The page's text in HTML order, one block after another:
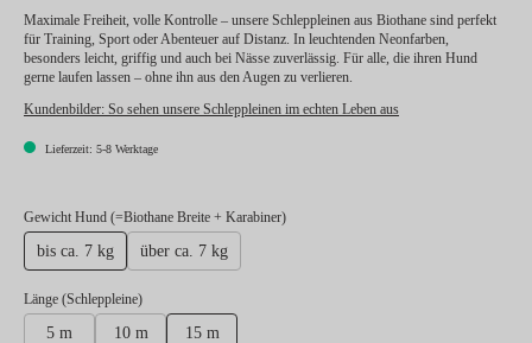
Maximale Freiheit, volle Kontrolle – unsere Schleppleinen aus Biothane sind perfekt
für Training, Sport oder Abenteuer auf Distanz. In leuchtenden Neonfarben,
besonders leicht, griffig und auch bei Nässe zuverlässig. Für alle, die ihren Hund
gerne laufen lassen – ohne ihn aus den Augen zu verlieren.
Kundenbilder: So sehen unsere Schleppleinen im echten Leben aus
Lieferzeit: 5-8 Werktage
Gewicht Hund (=Biothane Breite + Karabiner)auswählen
bis ca. 7 kg über ca. 7 kg
Länge (Schleppleine)auswählen
5 m 10 m 15 m